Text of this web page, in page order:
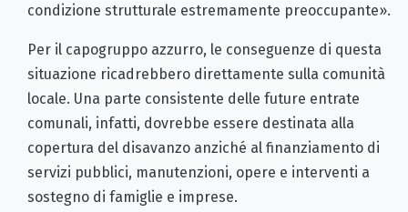
condizione strutturale estremamente preoccupante».
Per il capogruppo azzurro, le conseguenze di questa
situazione ricadrebbero direttamente sulla comunità
locale. Una parte consistente delle future entrate
comunali, infatti, dovrebbe essere destinata alla
copertura del disavanzo anziché al finanziamento di
servizi pubblici, manutenzioni, opere e interventi a
sostegno di famiglie e imprese.